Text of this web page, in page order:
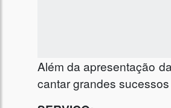
Além da apresentação
cantar grandes